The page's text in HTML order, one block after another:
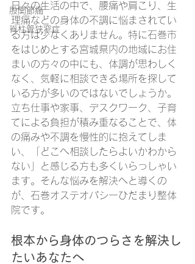
股関節痛
脊柱管狭窄症
日々の生活の中で、腰痛や肩こり、生
理痛などの身体の不調に悩まされてい
る方は少なくありません。特に石巻市
をはじめとする宮城県内の地域にお住
まいの方々の中にも、体調が思わしく
なく、気軽に相談できる場所を探して
いる方が多いのではないでしょうか。
立ち仕事や家事、デスクワーク、子育
てによる負担が積み重なることで、体
の痛みや不調を慢性的に抱えてしま
い、「どこへ相談したらよいかわから
ない」と感じる方も多くいらっしゃい
ます。そんな悩みを解決へと導くの
が、石巻オステオパシーひだまり整体
院です。
根本から身体のつらさを解決し
たいあなたへ